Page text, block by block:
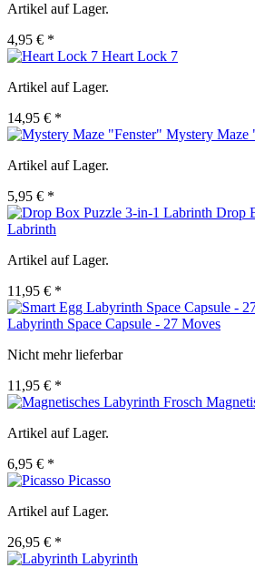
Artikel auf Lager.
4,95 € *
Heart Lock 7
Artikel auf Lager.
14,95 € *
Mystery Maze
Artikel auf Lager.
5,95 € *
Drop
Labrinth
Artikel auf Lager.
11,95 € *
Labyrinth Space Capsule - 27 Moves
Nicht mehr lieferbar
11,95 € *
Artikel auf Lager.
6,95 € *
Picasso
Artikel auf Lager.
26,95 € *
Labyrinth